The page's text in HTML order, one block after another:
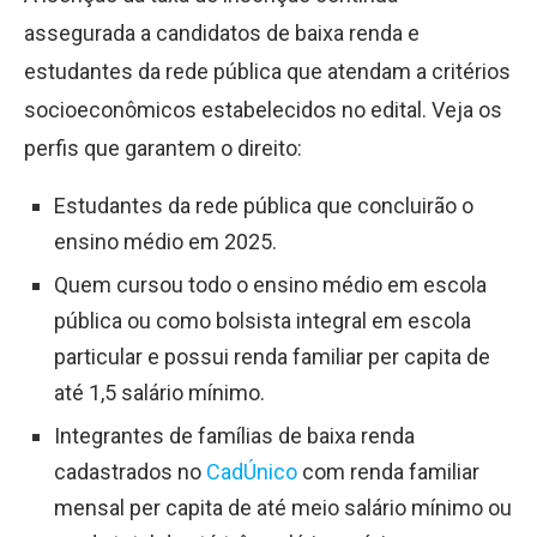
assegurada a candidatos de baixa renda e
estudantes da rede pública que atendam a critérios
socioeconômicos estabelecidos no edital. Veja os
perfis que garantem o direito:
Estudantes da rede pública que concluirão o
ensino médio em 2025.
Quem cursou todo o ensino médio em escola
pública ou como bolsista integral em escola
particular e possui renda familiar per capita de
até 1,5 salário mínimo.
Integrantes de famílias de baixa renda
cadastrados no CadÚnico com renda familiar
mensal per capita de até meio salário mínimo ou